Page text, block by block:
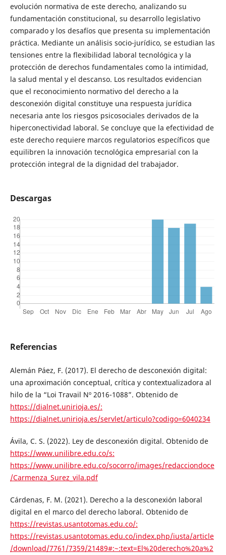
evolución normativa de este derecho, analizando su
fundamentación constitucional, su desarrollo legislativo
comparado y los desafíos que presenta su implementación
práctica. Mediante un análisis socio-jurídico, se estudian las
tensiones entre la flexibilidad laboral tecnológica y la
protección de derechos fundamentales como la intimidad,
la salud mental y el descanso. Los resultados evidencian
que el reconocimiento normativo del derecho a la
desconexión digital constituye una respuesta jurídica
necesaria ante los riesgos psicosociales derivados de la
hiperconectividad laboral. Se concluye que la efectividad de
este derecho requiere marcos regulatorios específicos que
equilibren la innovación tecnológica empresarial con la
protección integral de la dignidad del trabajador.
Descargas
Referencias
Alemán Páez, F. (2017). El derecho de desconexión digital:
una aproximación conceptual, crítica y contextualizadora al
hilo de la “Loi Travail Nº 2016-1088”. Obtenido de
https://dialnet.unirioja.es/:
https://dialnet.unirioja.es/servlet/articulo?codigo=6040234
Ávila, C. S. (2022). Ley de desconexión digital. Obtenido de
https://www.unilibre.edu.co/s:
https://www.unilibre.edu.co/socorro/images/redacciondoce
/Carmenza_Surez_vila.pdf
Cárdenas, F. M. (2021). Derecho a la desconexión laboral
digital en el marco del derecho laboral. Obtenido de
https://revistas.usantotomas.edu.co/:
https://revistas.usantotomas.edu.co/index.php/iusta/article
/download/7761/7359/21489#:~:text=El%20derecho%20a%2